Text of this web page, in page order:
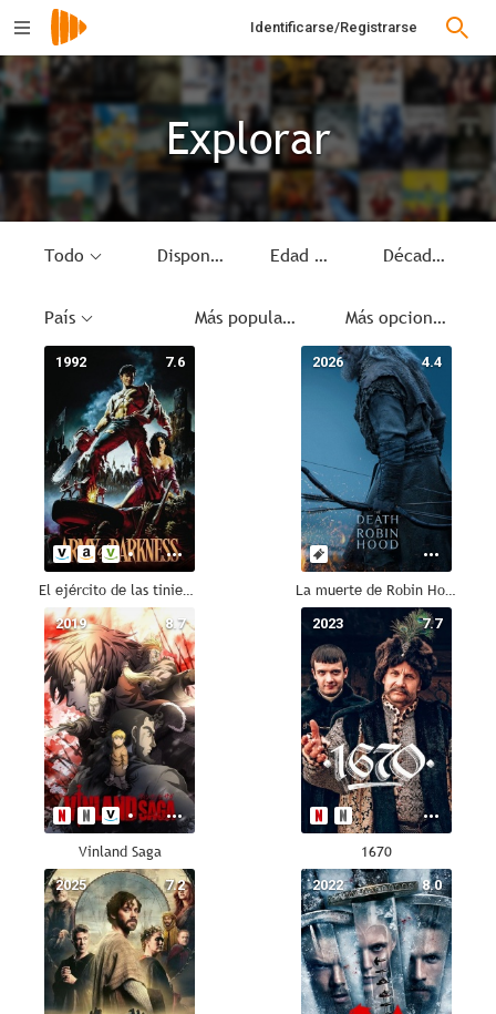
Identificarse/Registrarse
Explorar
Todo Disponible Edad Media Década
País Más populares Más opciones
7.6
1992
El ejército de las tinieblas
4.4
2026
La muerte de Robin Hood
8.7
2019
Vinland Saga
7.7
2023
1670
7.2
2025 8.0
2022